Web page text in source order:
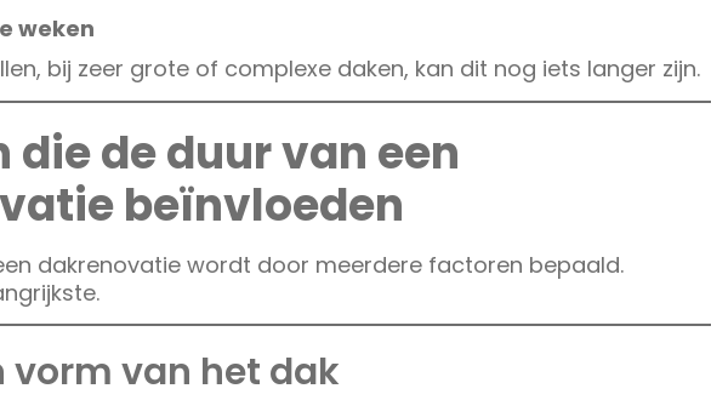
weken
bij zeer grote of complexe daken, kan dit nog iets langer zijn.
die de duur van een
beïnvloeden
dakrenovatie wordt door meerdere factoren bepaald.
vorm van het dak